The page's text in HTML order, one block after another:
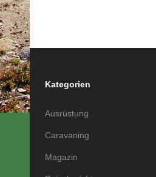
Kategorien
Ausrüstung
Caravaning
Magazin